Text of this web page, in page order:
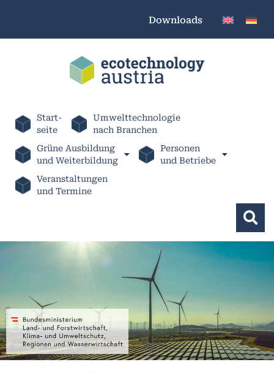
Downloads
Start-
seite
Umwelttechnologie
nach Branchen
Grüne Ausbildung
und Weiterbildung
Personen
und Betriebe
Veranstaltungen
und Termine